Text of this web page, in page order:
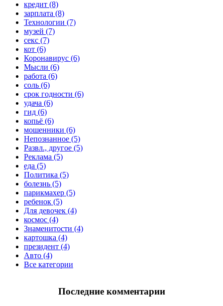
кредит (8)
зарплата (8)
Технологии (7)
музей (7)
секс (7)
кот (6)
Коронавирус (6)
Мысли (6)
работа (6)
соль (6)
срок годности (6)
удача (6)
гид (6)
копьё (6)
мошенники (6)
Непознанное (5)
Развл., другое (5)
Реклама (5)
еда (5)
Политика (5)
болезнь (5)
парикмахер (5)
ребенок (5)
Для девочек (4)
космос (4)
Знаменитости (4)
картошка (4)
президент (4)
Авто (4)
Все категории
Последние комментарии